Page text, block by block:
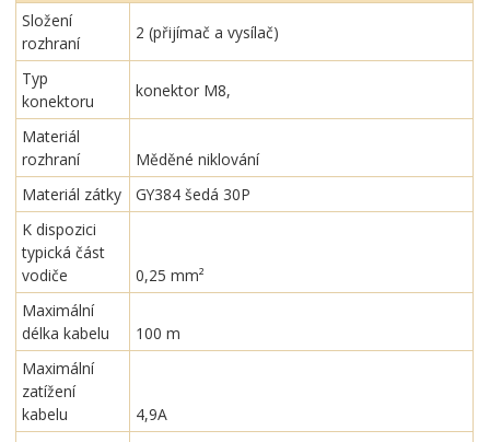
Složení
rozhraní
2 (přijímač a vysílač)
Typ
konektoru
konektor M8,
Materiál
rozhraní
Měděné niklování
Materiál zátky
GY384 šedá 30P
K dispozici
typická část
vodiče
0,25 mm²
Maximální
délka kabelu
100 m
Maximální
zatížení
kabelu
4,9A